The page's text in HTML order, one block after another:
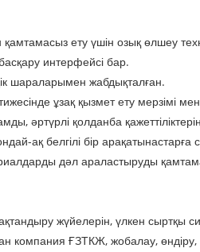
ету үшін озық өлшеу
интерфейсі бар.
шараларымен жабдықталған.
ұзақ қызмет ету мерзімі
әртүрлі қолданба
ақ белгілі бір арақатынастарға
дәл араластыруды
жүйелерін, үлкен сыртқы
ҒЗТКЖ, жобалау, өндіру,